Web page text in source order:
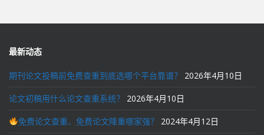
航
最新动态
期刊论文投稿前免费查重到底选哪个平台靠谱？ 2026年4月10日
论文初稿用什么论文查重系统？ 2026年4月10日
免费论文查重、免费论文降重哪家强？ 2024年4月12日